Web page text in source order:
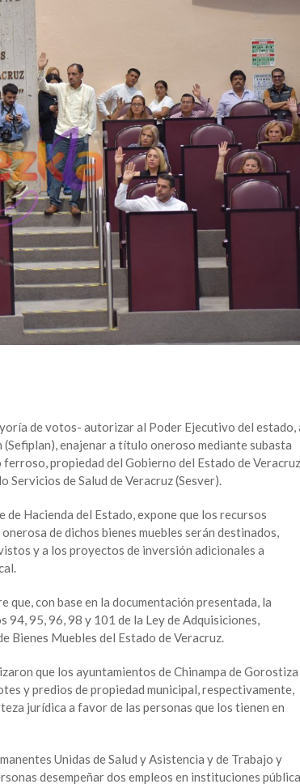
de votos- autorizar al Poder Ejecutivo del estado,
enajenar a título oneroso mediante subasta
propiedad del Gobierno del Estado de
de Salud de Veracruz (Sesver).
Hacienda del Estado, expone que los recursos
de dichos bienes muebles serán destinados,
y a los proyectos de inversión adicionales a
con base en la documentación presentada, la
95, 96, 98 y 101 de la Ley de Adquisiciones,
Bienes Muebles del Estado de Veracruz.
que los ayuntamientos de Chinampa de
y predios de propiedad municipal, respectivamente,
jurídica a favor de las personas que los tienen en
Unidas de Salud y Asistencia y de Trabajo y
desempeñar dos empleos en instituciones